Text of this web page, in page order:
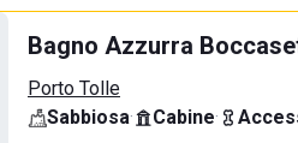
Bagno Azzurra
Porto Tolle
Sabbiosa· Cabine·